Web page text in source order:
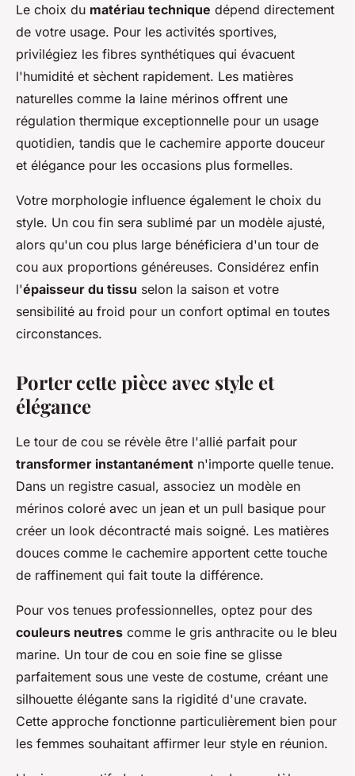
Le choix du matériau technique dépend directement
de votre usage. Pour les activités sportives,
privilégiez les fibres synthétiques qui évacuent
l'humidité et sèchent rapidement. Les matières
naturelles comme la laine mérinos offrent une
régulation thermique exceptionnelle pour un usage
quotidien, tandis que le cachemire apporte douceur
et élégance pour les occasions plus formelles.
Votre morphologie influence également le choix du
style. Un cou fin sera sublimé par un modèle ajusté,
alors qu'un cou plus large bénéficiera d'un tour de
cou aux proportions généreuses. Considérez enfin
l'épaisseur du tissu selon la saison et votre
sensibilité au froid pour un confort optimal en toutes
circonstances.
Porter cette pièce avec style et
élégance
Le tour de cou se révèle être l'allié parfait pour
transformer instantanément n'importe quelle tenue.
Dans un registre casual, associez un modèle en
mérinos coloré avec un jean et un pull basique pour
créer un look décontracté mais soigné. Les matières
douces comme le cachemire apportent cette touche
de raffinement qui fait toute la différence.
Pour vos tenues professionnelles, optez pour des
couleurs neutres comme le gris anthracite ou le bleu
marine. Un tour de cou en soie fine se glisse
parfaitement sous une veste de costume, créant une
silhouette élégante sans la rigidité d'une cravate.
Cette approche fonctionne particulièrement bien pour
les femmes souhaitant affirmer leur style en réunion.